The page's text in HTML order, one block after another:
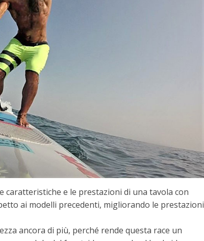
caratteristiche e le prestazioni di una tavola con
ai modelli precedenti, migliorando le prestazioni
ancora di più, perché rende questa race un